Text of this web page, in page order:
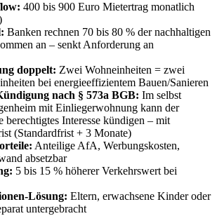
400 bis 900 Euro Mietertrag monatlich
Banken rechnen 70 bis 80 % der nachhaltigen
an – senkt Anforderung an
doppelt: Zwei Wohneinheiten = zwei
bei energieeffizientem Bauen/Sanieren
nach § 573a BGB: Im selbst
mit Einliegerwohnung kann der
berechtigtes Interesse kündigen – mit
(Standardfrist + 3 Monate)
Anteilige AfA, Werbungskosten,
absetzbar
5 bis 15 % höherer Verkehrswert bei
Lösung: Eltern, erwachsene Kinder oder
untergebracht